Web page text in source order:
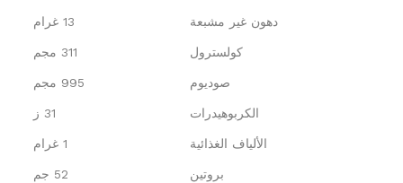
دهون غير مشبعة 13 غرام
كولسترول 311 مجم
صوديوم 995 مجم
الكربوهيدرات 31 ز
الألياف الغذائية 1 غرام
بروتين 52 جم